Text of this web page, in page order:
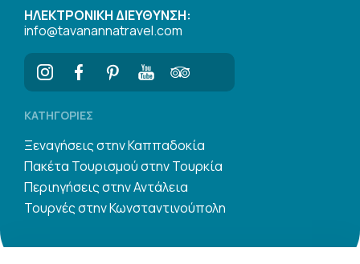
ΗΛΕΚΤΡΟΝΙΚΗ ΔΙΕΥΘΥΝΣΗ:
info@tavanannatravel.com
ΚΑΤΗΓΟΡΊΕΣ
Ξεναγήσεις στην Καππαδοκία
Πακέτα Τουρισμού στην Τουρκία
Περιηγήσεις στην Αντάλεια
Τουρνές στην Κωνσταντινούπολη